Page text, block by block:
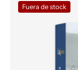
Fuera de stock